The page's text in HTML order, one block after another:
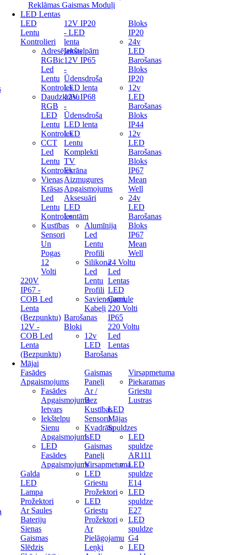
Reklāmas Gaismas Moduļi
LED Lentas
LED
Lentu
Kontrolieri
Adresējamas
RGBic
Led
Lentu
Kontroles
Daudzkrāsu
RGB
LED
Lentu
Kontroles
CCT
Led
Lentu
Kontroles
Vienas
Krāsas
Led
Lentu
Kontroles
Kustības
Sensori
Un
Pogas
12
Volti
220V
IP67 -
COB Led
Lenta
(Bezpunktu)
12V -
COB Led
Lenta
(Bezpunktu)
12V IP20
- LED
lenta
Iekštelpām
12V IP65
-
Ūdensdroša
LED lenta
12V IP68
-
Ūdensdroša
LED lenta
LED
Lentu
Komplekti
TV
Ekrāna
Aizmugures
Apgaismojums
Aksesuāri
LED
Lentām
Alumīnija
Led
Lentu
Profili
Silikona
Led
Lentu
Profili
Savienojumi,
Kabeļi
Barošanas
Bloki
12v
LED
Barošanas
Bloks
IP20
24v
LED
Barošanas
Bloks
IP20
12v
LED
Barošanas
Bloks
IP44
12v
LED
Barošanas
Bloks
IP67
Mean
Well
24v
LED
Barošanas
Bloks
IP67
Mean
Well
24 Voltu
Led
Lentas
LED
Caurule
220 Volti
IP65
220 Voltu
Led
Lentas
Mājai
Fasādes
Apgaismojums
Fasādes
Apgaismojuma
Ietvars
Iekštelpu
Sienu
Apgaismojums
LED
Fasādes
Apgaismojums
Galda
LED
Lampa
Prožektori
Ar Saules
Bateriju
Sienas
Gaismas
Slēdzis
Gaismas
Paneļi
Ar /
Bez
Kustības
Sensoru
Kvadrāta
LED
Gaismas
Paneļi
Virsapmetuma
LED
Griestu
Prožektori
LED
Griestu
Prožektori
Ar
Pielāgojamu
Leņķi
Virsapmetuma
Piekaramas
Griestu
Lustras
LED
Mājas
Spuldzes
LED
spuldze
AR111
LED
spuldze
E14
LED
spuldze
E27
LED
spuldze
G4
LED